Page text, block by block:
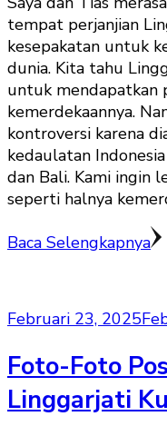
tempat perjanjian
kesepakatan untuk
dunia. Kita tahu
untuk mendapatkan
kemerdekaannya.
kontroversi karena
kedaulatan
dan Bali. Kami ingin
seperti halnya
Baca Selengkapnya
Februari 23, 2025
Foto-Foto
Linggarjati